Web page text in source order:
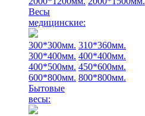
Весы
медицинские:
300*300мм. 310*360мм.
300*400мм. 400*400мм.
400*500мм. 450*600мм.
600*800мм. 800*800мм.
Бытовые
весы: